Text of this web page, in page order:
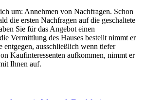
um: Annehmen von Nachfragen. Schon
die ersten Nachfragen auf die geschaltete
Sie für das Angebot einen
Vermittlung des Hauses bestellt nimmt er
entgegen, ausschließlich wenn tiefer
Kaufinteressenten aufkommen, nimmt er
Ihnen auf.